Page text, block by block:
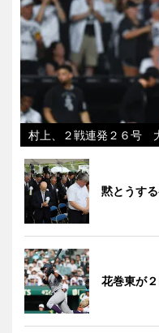
村上、２戦連発２６号
黙とうす
花巻東が